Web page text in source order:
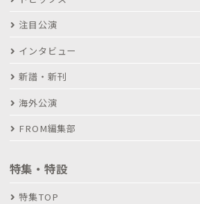
注目公演
インタビュー
新譜・新刊
海外公演
FROM編集部
特集・特設
特集TOP